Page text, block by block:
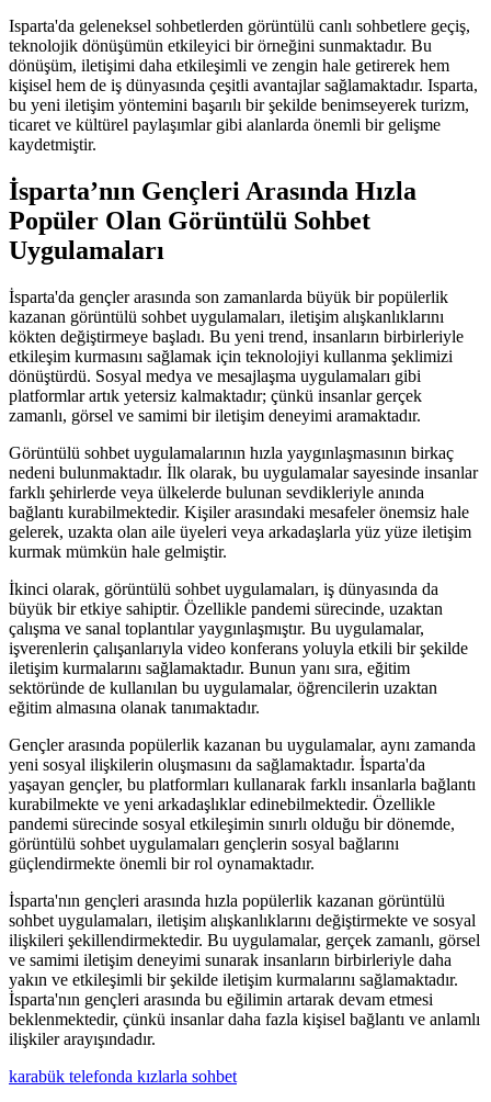
Isparta'da geleneksel sohbetlerden görüntülü canlı sohbetlere geçiş,
teknolojik dönüşümün etkileyici bir örneğini sunmaktadır. Bu
dönüşüm, iletişimi daha etkileşimli ve zengin hale getirerek hem
kişisel hem de iş dünyasında çeşitli avantajlar sağlamaktadır. Isparta,
bu yeni iletişim yöntemini başarılı bir şekilde benimseyerek turizm,
ticaret ve kültürel paylaşımlar gibi alanlarda önemli bir gelişme
kaydetmiştir.
İsparta’nın Gençleri Arasında Hızla
Popüler Olan Görüntülü Sohbet
Uygulamaları
İsparta'da gençler arasında son zamanlarda büyük bir popülerlik
kazanan görüntülü sohbet uygulamaları, iletişim alışkanlıklarını
kökten değiştirmeye başladı. Bu yeni trend, insanların birbirleriyle
etkileşim kurmasını sağlamak için teknolojiyi kullanma şeklimizi
dönüştürdü. Sosyal medya ve mesajlaşma uygulamaları gibi
platformlar artık yetersiz kalmaktadır; çünkü insanlar gerçek
zamanlı, görsel ve samimi bir iletişim deneyimi aramaktadır.
Görüntülü sohbet uygulamalarının hızla yaygınlaşmasının birkaç
nedeni bulunmaktadır. İlk olarak, bu uygulamalar sayesinde insanlar
farklı şehirlerde veya ülkelerde bulunan sevdikleriyle anında
bağlantı kurabilmektedir. Kişiler arasındaki mesafeler önemsiz hale
gelerek, uzakta olan aile üyeleri veya arkadaşlarla yüz yüze iletişim
kurmak mümkün hale gelmiştir.
İkinci olarak, görüntülü sohbet uygulamaları, iş dünyasında da
büyük bir etkiye sahiptir. Özellikle pandemi sürecinde, uzaktan
çalışma ve sanal toplantılar yaygınlaşmıştır. Bu uygulamalar,
işverenlerin çalışanlarıyla video konferans yoluyla etkili bir şekilde
iletişim kurmalarını sağlamaktadır. Bunun yanı sıra, eğitim
sektöründe de kullanılan bu uygulamalar, öğrencilerin uzaktan
eğitim almasına olanak tanımaktadır.
Gençler arasında popülerlik kazanan bu uygulamalar, aynı zamanda
yeni sosyal ilişkilerin oluşmasını da sağlamaktadır. İsparta'da
yaşayan gençler, bu platformları kullanarak farklı insanlarla bağlantı
kurabilmekte ve yeni arkadaşlıklar edinebilmektedir. Özellikle
pandemi sürecinde sosyal etkileşimin sınırlı olduğu bir dönemde,
görüntülü sohbet uygulamaları gençlerin sosyal bağlarını
güçlendirmekte önemli bir rol oynamaktadır.
İsparta'nın gençleri arasında hızla popülerlik kazanan görüntülü
sohbet uygulamaları, iletişim alışkanlıklarını değiştirmekte ve sosyal
ilişkileri şekillendirmektedir. Bu uygulamalar, gerçek zamanlı, görsel
ve samimi iletişim deneyimi sunarak insanların birbirleriyle daha
yakın ve etkileşimli bir şekilde iletişim kurmalarını sağlamaktadır.
İsparta'nın gençleri arasında bu eğilimin artarak devam etmesi
beklenmektedir, çünkü insanlar daha fazla kişisel bağlantı ve anlamlı
ilişkiler arayışındadır.
karabük telefonda kızlarla sohbet